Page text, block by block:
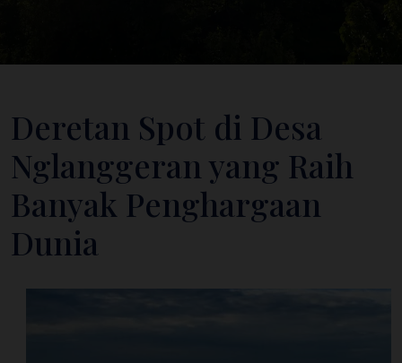
Deretan Spot di Desa
Nglanggeran yang Raih
Banyak Penghargaan
Dunia